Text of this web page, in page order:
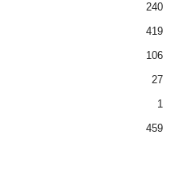
240
419
106
27
1
459